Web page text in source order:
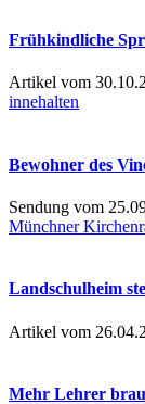
Frühkindliche
Artikel vom
innehalten
Bewohner des
Sendung vom
Münchner
Landschulheim
Artikel vom
Mehr Lehrer